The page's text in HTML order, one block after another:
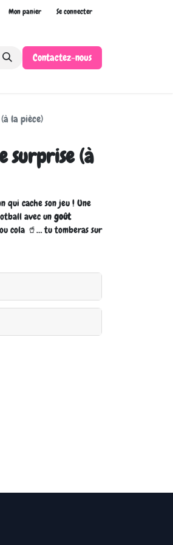
Mon panier Se connecter
Contactez-nous
la pièce)
surprise (à
qui cache son jeu ! Une
avec un goût
cola 🥤… tu tomberas sur